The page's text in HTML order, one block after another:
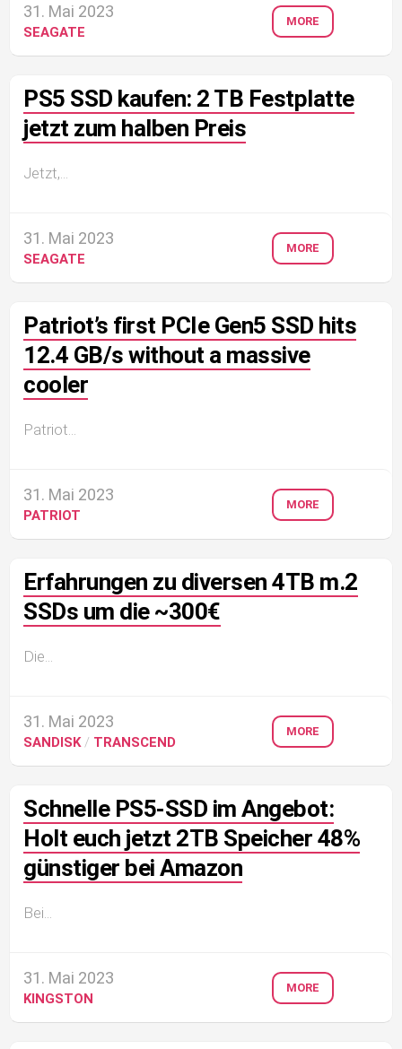
31. Mai 2023
SEAGATE
MORE
PS5 SSD kaufen: 2 TB Festplatte
jetzt zum halben Preis
Jetzt,...
31. Mai 2023
SEAGATE
MORE
Patriot’s first PCIe Gen5 SSD hits
12.4 GB/s without a massive
cooler
Patriot...
31. Mai 2023
PATRIOT
MORE
Erfahrungen zu diversen 4TB m.2
SSDs um die ~300€
Die...
31. Mai 2023
SANDISK/ TRANSCEND
MORE
Schnelle PS5-SSD im Angebot:
Holt euch jetzt 2TB Speicher 48%
günstiger bei Amazon
Bei...
31. Mai 2023
KINGSTON
MORE